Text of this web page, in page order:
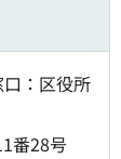
：区役所
番28号